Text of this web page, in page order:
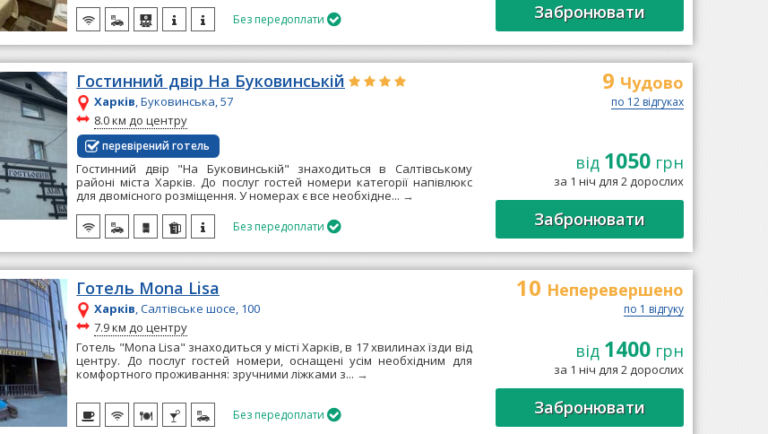
Без передоплати Забронювати
Гостинний двір На Буковинській
Харків, Буковинська, 57
~
8.0 км до центру
перевірений готель
Гостинний двір "На Буковинській" знаходиться в Салтівському
районі міста Харків. До послуг гостей номери категорії напівлюкс
для двомісного розміщення. У номерах є все необхідне... →
Без передоплати
9 Чудово
по 12 відгуках
від 1050грн
за 1 ніч для 2 дорослих
Забронювати
Готель Mona Lisa
Харків, Салтівське шосе, 100
~
7.9 км до центру
Готель "Mona Lisa" знаходиться у місті Харків, в 17 хвилинах їзди від
центру. До послуг гостей номери, оснащені усім необхідним для
комфортного проживання: зручними ліжками з... →
Без передоплати
10 Неперевершено
по 1 відгуку
від 1400грн
за 1 ніч для 2 дорослих
Забронювати